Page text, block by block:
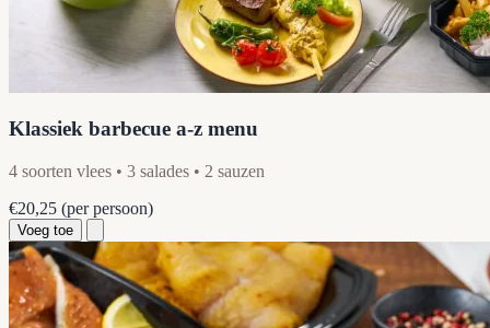
Klassiek barbecue a-z menu
4 soorten vlees • 3 salades • 2 sauzen
€20,25 (per persoon)
Voeg toe